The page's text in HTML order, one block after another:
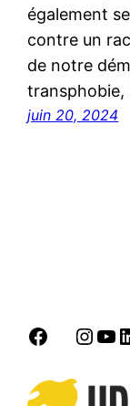
également
contre un
de notre
juin 20, 2024
Facebook